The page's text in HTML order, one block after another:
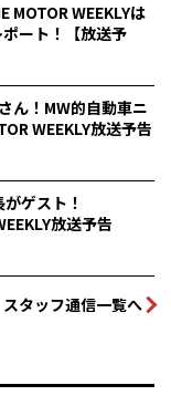
MOTOR WEEKLYは
ート！【放送予
ん！MW的自動車ニ
WEEKLY放送予告
ゲスト！
放送予告
スタッフ通信一覧へ